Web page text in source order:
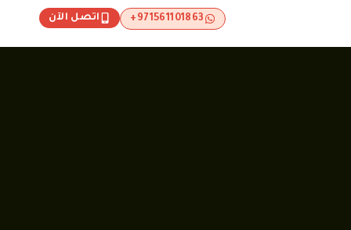
اتصل الآن 971561101863+